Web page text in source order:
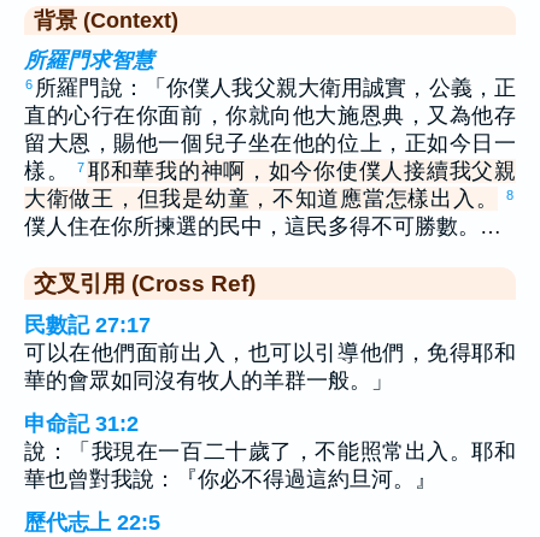
背景 (Context)
所羅門求智慧
6 所羅門說：「你僕人我父親大衛用誠實，公義，正
直的心行在你面前，你就向他大施恩典，又為他存
留大恩，賜他一個兒子坐在他的位上，正如今日一
樣。
7 耶和華我的神啊，如今你使僕人接續我父親
大衛做王，但我是幼童，不知道應當怎樣出入。
8
僕人住在你所揀選的民中，這民多得不可勝數。…
交叉引用 (Cross Ref)
民數記 27:17
可以在他們面前出入，也可以引導他們，免得耶和
華的會眾如同沒有牧人的羊群一般。」
申命記 31:2
說：「我現在一百二十歲了，不能照常出入。耶和
華也曾對我說：『你必不得過這約旦河。』
歷代志上 22:5